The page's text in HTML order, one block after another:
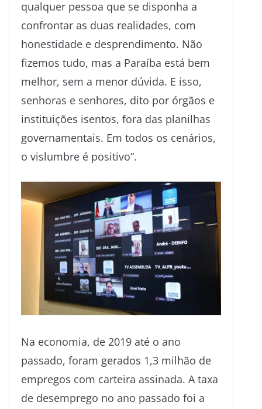
qualquer pessoa que se disponha a
confrontar as duas realidades, com
honestidade e desprendimento. Não
fizemos tudo, mas a Paraíba está bem
melhor, sem a menor dúvida. E isso,
senhoras e senhores, dito por órgãos e
instituições isentos, fora das planilhas
governamentais. Em todos os cenários,
o vislumbre é positivo”.
Na economia, de 2019 até o ano
passado, foram gerados 1,3 milhão de
empregos com carteira assinada. A taxa
de desemprego no ano passado foi a